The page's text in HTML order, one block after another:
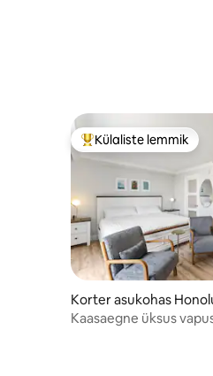
Külaliste suur lemmik
Külaliste lemmik
Korter asukohas
Kaasaegne üksus